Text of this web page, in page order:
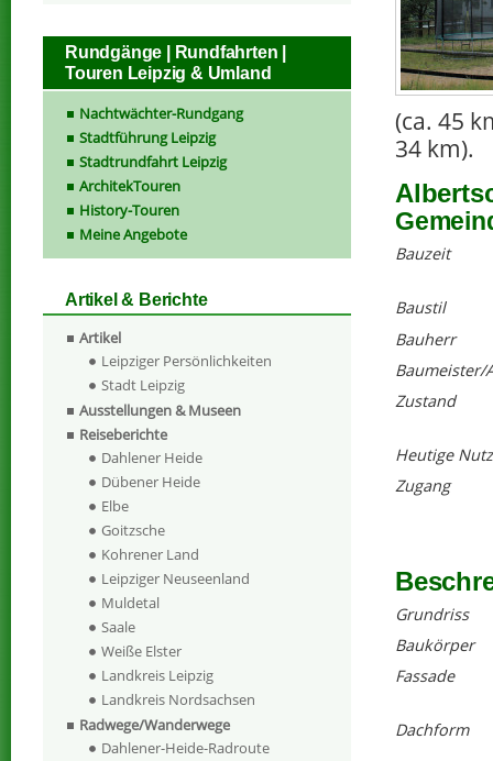
(ca. 45
34 km).
Bauzeit
Baustil
Bauherr
Baumeister/
Zustand
Heutige
Zugang
Grundriss
Baukörper
Fassade
Dachform
Rundgänge | Rundfahrten |
Touren Leipzig & Umland
Nachtwächter-Rundgang
Stadtführung Leipzig
Stadtrundfahrt Leipzig
ArchitekTouren
History-Touren
Meine Angebote
Artikel & Berichte
Artikel
Leipziger Persönlichkeiten
Stadt Leipzig
Ausstellungen & Museen
Reiseberichte
Dahlener Heide
Dübener Heide
Elbe
Goitzsche
Kohrener Land
Leipziger Neuseenland
Muldetal
Saale
Weiße Elster
Landkreis Leipzig
Landkreis Nordsachsen
Radwege/Wanderwege
Dahlener-Heide-Radroute